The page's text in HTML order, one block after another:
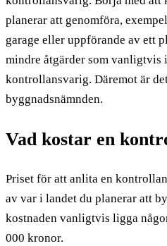
planerar att genomföra,
garage eller uppförande av ett
mindre åtgärder som vanligtvis
kontrollansvarig. Däremot är
byggnadsnämnden.
Vad kostar en
Priset för att anlita en
av var i landet du planerar att
kostnaden vanligtvis ligga
000 kronor.